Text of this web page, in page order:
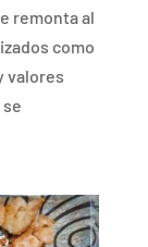
remonta al
como
valores